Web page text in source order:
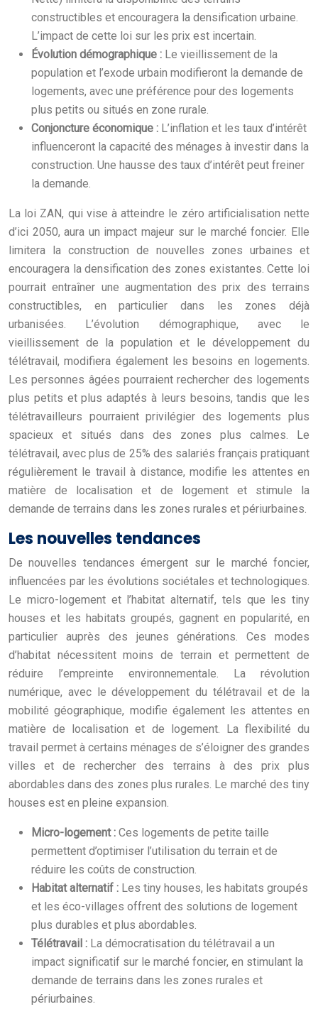
constructibles et encouragera la densification urbaine.
L’impact de cette loi sur les prix est incertain.
Évolution démographique : Le vieillissement de la
population et l’exode urbain modifieront la demande de
logements, avec une préférence pour des logements
plus petits ou situés en zone rurale.
Conjoncture économique : L’inflation et les taux d’intérêt
influenceront la capacité des ménages à investir dans la
construction. Une hausse des taux d’intérêt peut freiner
la demande.
La loi ZAN, qui vise à atteindre le zéro artificialisation nette
d’ici 2050, aura un impact majeur sur le marché foncier. Elle
limitera la construction de nouvelles zones urbaines et
encouragera la densification des zones existantes. Cette loi
pourrait entraîner une augmentation des prix des terrains
constructibles, en particulier dans les zones déjà
urbanisées. L’évolution démographique, avec le
vieillissement de la population et le développement du
télétravail, modifiera également les besoins en logements.
Les personnes âgées pourraient rechercher des logements
plus petits et plus adaptés à leurs besoins, tandis que les
télétravailleurs pourraient privilégier des logements plus
spacieux et situés dans des zones plus calmes. Le
télétravail, avec plus de 25% des salariés français pratiquant
régulièrement le travail à distance, modifie les attentes en
matière de localisation et de logement et stimule la
demande de terrains dans les zones rurales et périurbaines.
Les nouvelles tendances
De nouvelles tendances émergent sur le marché foncier,
influencées par les évolutions sociétales et technologiques.
Le micro-logement et l’habitat alternatif, tels que les tiny
houses et les habitats groupés, gagnent en popularité, en
particulier auprès des jeunes générations. Ces modes
d’habitat nécessitent moins de terrain et permettent de
réduire l’empreinte environnementale. La révolution
numérique, avec le développement du télétravail et de la
mobilité géographique, modifie également les attentes en
matière de localisation et de logement. La flexibilité du
travail permet à certains ménages de s’éloigner des grandes
villes et de rechercher des terrains à des prix plus
abordables dans des zones plus rurales. Le marché des tiny
houses est en pleine expansion.
Micro-logement : Ces logements de petite taille
permettent d’optimiser l’utilisation du terrain et de
réduire les coûts de construction.
Habitat alternatif : Les tiny houses, les habitats groupés
et les éco-villages offrent des solutions de logement
plus durables et plus abordables.
Télétravail : La démocratisation du télétravail a un
impact significatif sur le marché foncier, en stimulant la
demande de terrains dans les zones rurales et
périurbaines.